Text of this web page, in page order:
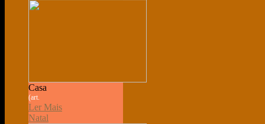
Casa
(art.
Ler Mais
Natal